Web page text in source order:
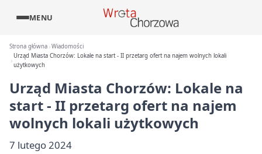
MENU
Strona główna Wiadomości
Urząd Miasta Chorzów: Lokale na start - II przetarg ofert na najem wolnych lokali
użytkowych
Urząd Miasta Chorzów: Lokale na
start - II przetarg ofert na najem
wolnych lokali użytkowych
7 lutego 2024